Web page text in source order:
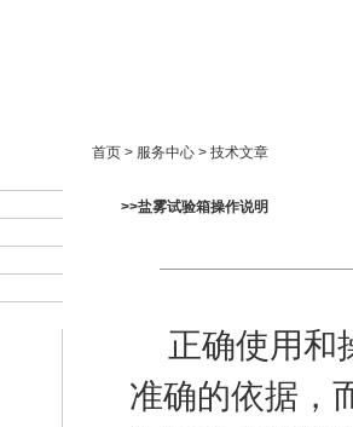
首页 > 服务中心 > 技术文章
>>盐雾试验箱操作说明
正确使用和
准确的依据，